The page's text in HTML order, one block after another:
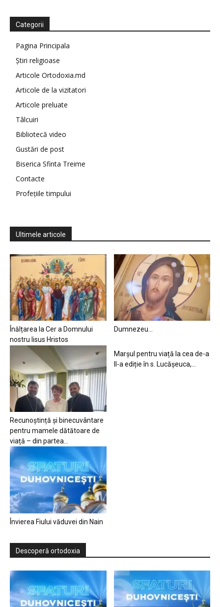
Categorii
Pagina Principala
Știri religioase
Articole Ortodoxia.md
Articole de la vizitatori
Articole preluate
Tâlcuiri
Bibliotecă video
Gustări de post
Biserica Sfinta Treime
Contacte
Profețiile timpului
Ultimele articole
Înălțarea la Cer a Domnului
nostru Iisus Hristos
Dumnezeu…
Recunoștință și binecuvântare
pentru mamele dătătoare de
viață – din partea...
Marșul pentru viață la cea de-a
II-a ediție în s. Lucășeuca,...
Învierea Fiului văduvei din Nain
Descoperă ortodoxia